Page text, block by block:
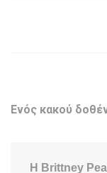
Ενός κακού
Η Brittney